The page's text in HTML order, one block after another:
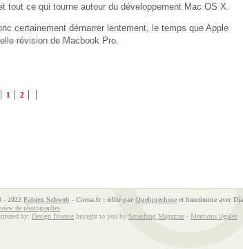
tout ce qui tourne autour du développement Mac OS X.
certainement démarrer lentement, le temps que Apple
révision de Macbook Pro.
1 2
- 2022 Fabien Schwob - Cocoa.fr : édité par Quelquechose et fonctionne avec
de photographes
by: Design Disease brought to you by Smashing Magazine - Mentions légales